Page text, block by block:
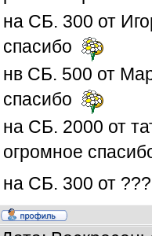
на СБ. 300 от
спасибо
нв СБ. 500 от
спасибо
на СБ. 2000 от
огромное
на СБ. 300 от